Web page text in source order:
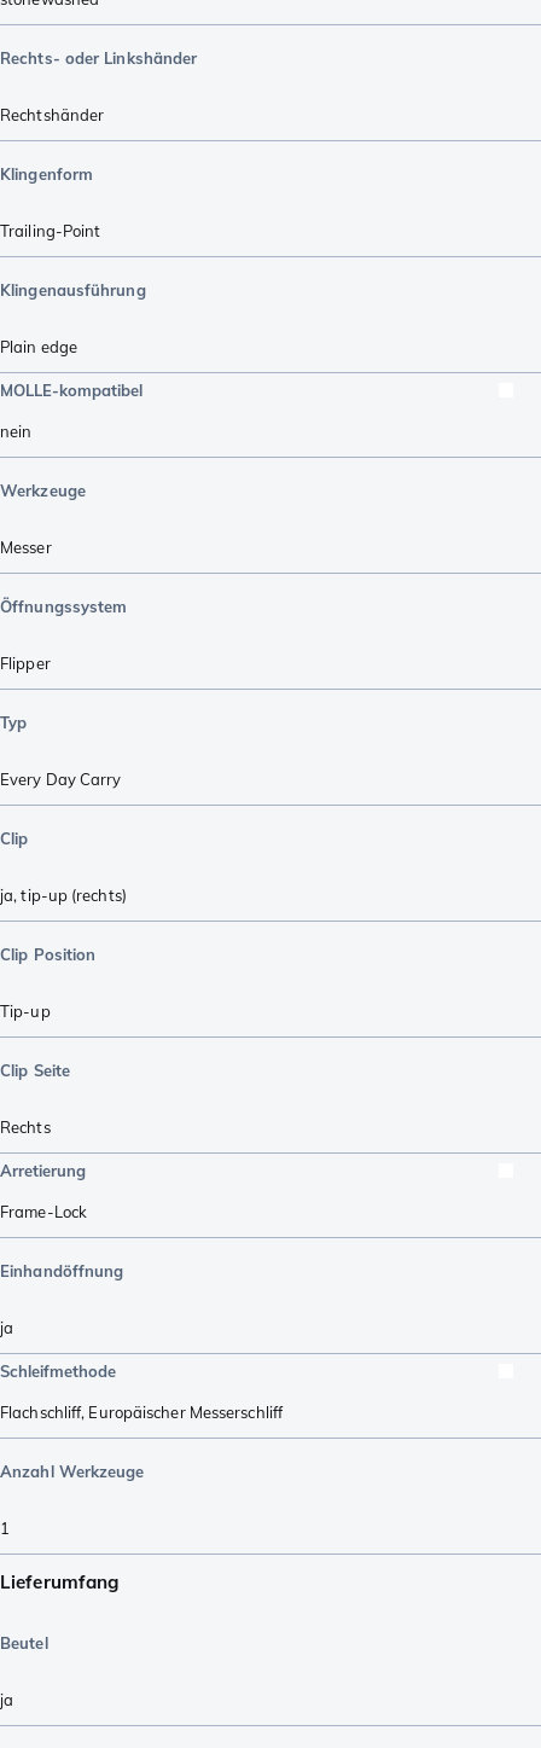
Rechts- oder Linkshänder
Rechtshänder
Klingenform
Trailing-Point
Klingenausführung
Plain edge
MOLLE-kompatibel
nein
Werkzeuge
Messer
Öffnungssystem
Flipper
Typ
Every Day Carry
Clip
ja, tip-up (rechts)
Clip Position
Tip-up
Clip Seite
Rechts
Arretierung
Frame-Lock
Einhandöffnung
ja
Schleifmethode
Flachschliff, Europäischer Messerschliff
Anzahl Werkzeuge
1
Lieferumfang
Beutel
ja